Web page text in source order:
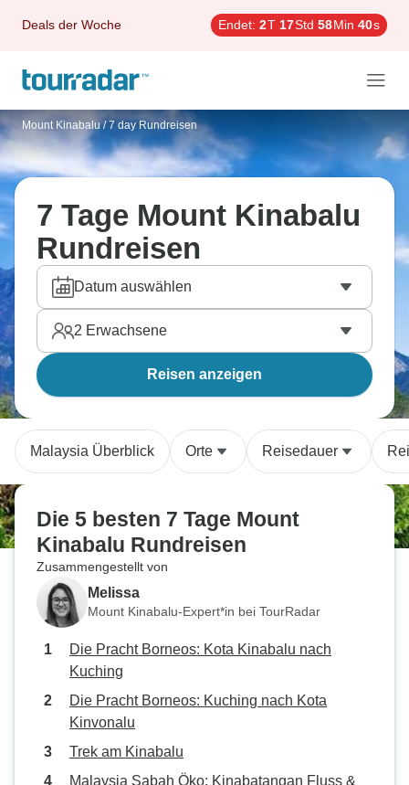
Deals der Woche Endet: 2T 17Std 58Min 40s
Mount Kinabalu / 7 day Rundreisen
7 Tage Mount Kinabalu
Rundreisen
Datum auswählen
2 Erwachsene
Reisen anzeigen
Malaysia Überblick Orte Reisedauer
Die 5 besten 7 Tage Mount
Kinabalu Rundreisen
Zusammengestellt von
Melissa
Mount Kinabalu-Expert*in bei TourRadar
Die Pracht Borneos: Kota Kinabalu nach
Kuching
Die Pracht Borneos: Kuching nach Kota
Kinvonalu
Trek am Kinabalu
Malaysia Sabah Öko: Kinabatangan Fluss &